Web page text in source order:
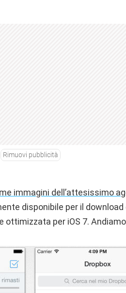
Rimuovi pubblicità
immagini dell’attesissimo
disponibile per il download
ottimizzata per iOS 7.